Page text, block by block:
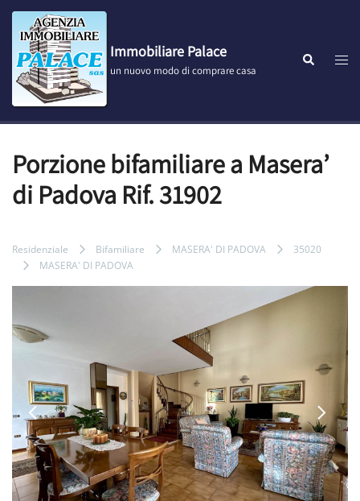
Vai
contenuto
Immobiliare Palace
un nuovo modo di comprare casa
Cerca
Porzione bifamiliare a Masera’
di Padova Rif. 31902
Residenziale Bifamiliare MASERA' DI PADOVA
35020
MASERA' DI PADOVA